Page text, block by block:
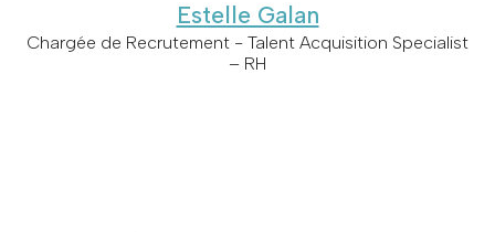
Estelle Galan
Chargée de Recrutement - Talent Acquisition Specialist
– RH